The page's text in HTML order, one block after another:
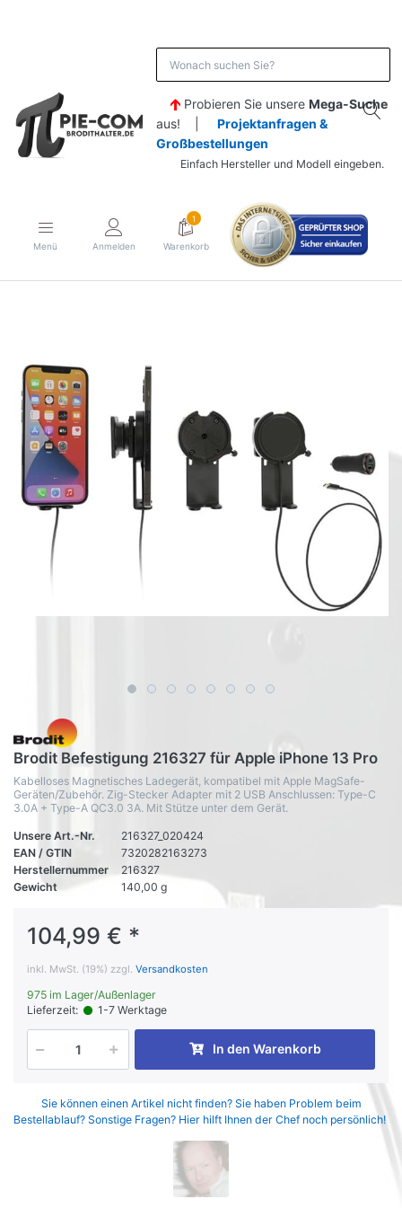
Probieren Sie unsere Mega-Suche
aus! | Projektanfragen &
Großbestellungen
Einfach Hersteller und Modell eingeben.
Menü Anmelden
1
Warenkorb
Brodit Befestigung 216327 für Apple iPhone 13 Pro
Kabelloses Magnetisches Ladegerät, kompatibel mit Apple MagSafe-
Geräten/Zubehör. Zig-Stecker Adapter mit 2 USB Anschlussen: Type-C
3.0A + Type-A QC3.0 3A. Mit Stütze unter dem Gerät.
Unsere Art.-Nr.
216327_020424
EAN / GTIN
7320282163273
Herstellernummer
216327
Gewicht
140,00 g
104,99 € *
inkl. MwSt. (19%) zzgl. Versandkosten
975 im Lager/Außenlager
Lieferzeit:
1-7 Werktage
In den Warenkorb
Sie können einen Artikel nicht finden? Sie haben Problem beim
Bestellablauf? Sonstige Fragen? Hier hilft Ihnen der Chef noch persönlich!